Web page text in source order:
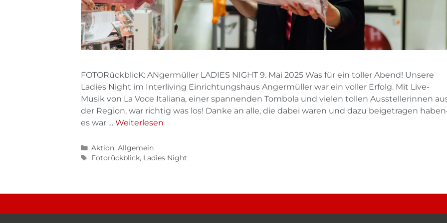
FOTORückblicK: ANgermüller LADIES NIGHT 9. Mai 2025 Was für ein toller Abend! Unsere
Ladies Night im Interliving Einrichtungshaus Angermüller war ein voller Erfolg. Mit Live-
Musik von La Voce Italiana, einer spannenden Tombola und vielen tollen Ausstellerinnen
der Region, war richtig was los! Danke an alle, die dabei waren und dazu beigetragen
es war … Weiterlesen
Aktion,Allgemein
Fotorückblick, Ladies Night